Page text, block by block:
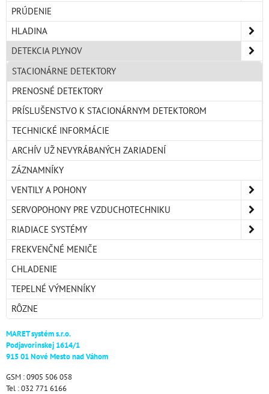
PRÚDENIE
HLADINA
DETEKCIA PLYNOV
STACIONÁRNE DETEKTORY
PRENOSNÉ DETEKTORY
PRÍSLUŠENSTVO K STACIONÁRNYM DETEKTOROM
TECHNICKÉ INFORMÁCIE
ARCHÍV UŽ NEVYRÁBANÝCH ZARIADENÍ
ZÁZNAMNÍKY
VENTILY A POHONY
SERVOPOHONY PRE VZDUCHOTECHNIKU
RIADIACE SYSTÉMY
FREKVENČNÉ MENIČE
CHLADENIE
TEPELNÉ VÝMENNÍKY
RÔZNE
MARET systém s.r.o.
Podjavorinskej 1614/1
915 01 Nové Mesto nad Váhom
GSM : 0905 506 058
Tel : 032 771 6166